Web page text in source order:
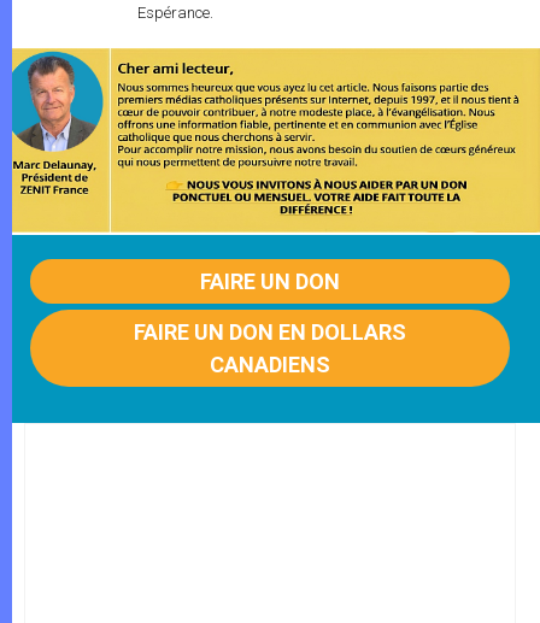
Espérance.
FAIRE UN DON
FAIRE UN DON EN DOLLARS
CANADIENS